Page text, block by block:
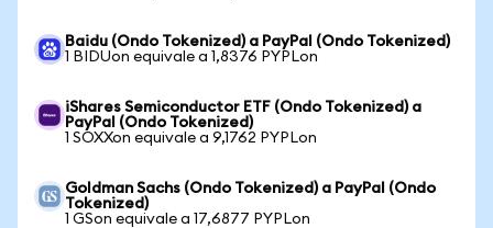
Baidu (Ondo Tokenized) a PayPal (Ondo Tokenized)
1 BIDUon equivale a 1,8376 PYPLon
iShares Semiconductor ETF (Ondo Tokenized) a
PayPal (Ondo Tokenized)
1 SOXXon equivale a 9,1762 PYPLon
Goldman Sachs (Ondo Tokenized) a PayPal (Ondo
Tokenized)
1 GSon equivale a 17,6877 PYPLon